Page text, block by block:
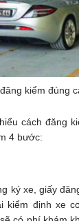
kiểm đúng
cách đăng
4 bước:
ký xe, giấy
kiểm định xe